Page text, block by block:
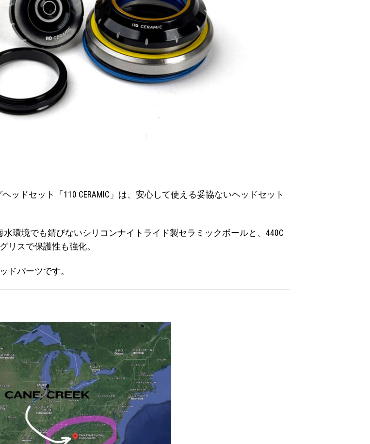
ッドセット「110 CERAMIC」は、安心して使える妥協ないヘッドセット
環境でも錆びないシリコンナイトライド製セラミックボールと、440C
リスで保護性も強化。
ドパーツです。